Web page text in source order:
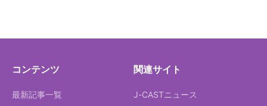
コンテンツ
最新記事一覧
関連サイト
J-CASTニュース